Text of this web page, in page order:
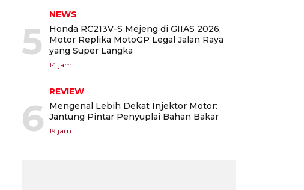
5
NEWS
Honda RC213V-S Mejeng di GIIAS 2026,
Motor Replika MotoGP Legal Jalan Raya
yang Super Langka
14 jam
6
REVIEW
Mengenal Lebih Dekat Injektor Motor:
Jantung Pintar Penyuplai Bahan Bakar
19 jam